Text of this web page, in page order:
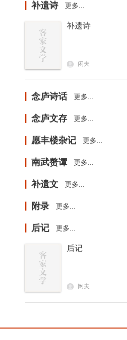
补遗诗 更多...
补遗诗
闲夫
念庐诗话 更多...
念庐文存 更多...
愿丰楼杂记 更多...
南武赘谭 更多...
补遗文 更多...
附录 更多...
后记 更多...
后记
闲夫